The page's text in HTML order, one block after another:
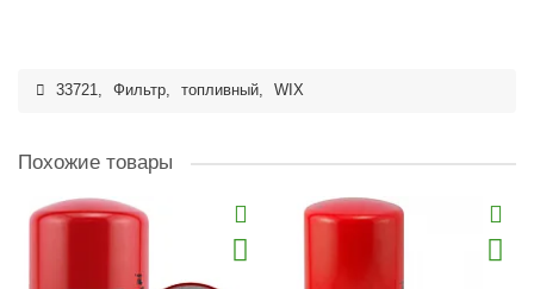
33721, Фильтр, топливный, WIX
Похожие товары